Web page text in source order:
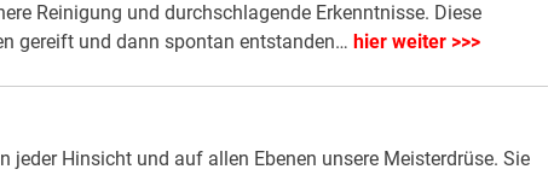
Reinigung und durchschlagende Erkenntnisse. Diese
gereift und dann spontan entstanden… hier weiter >>>
Hinsicht und auf allen Ebenen unsere Meisterdrüse. Sie